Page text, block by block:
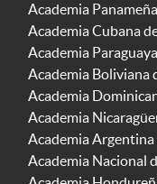
Academia
Academia Cubana
Academia
Academia Boliviana
Academia
Academia
Academia Argentina
Academia Nacional